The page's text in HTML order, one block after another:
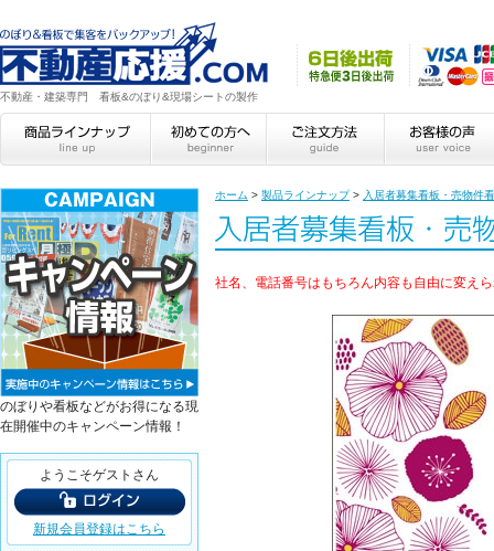
不動産・建築専門 看板&のぼり&現場シートの製作
ホーム > 製品ラインナップ> 入居者募集看板・売物件
社名、電話番号はもちろん内容も自由に変え
のぼりや看板などがお得になる現
在開催中のキャンペーン情報！
ようこそゲストさん
新規会員登録はこちら